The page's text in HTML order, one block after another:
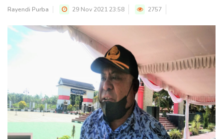
Rayendi Purba 29 Nov 2021 23:58 2757